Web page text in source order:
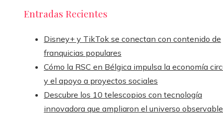
Entradas Recientes
Disney+ y TikTok se conectan con contenido de
franquicias populares
Cómo la RSC en Bélgica impulsa la economía
y el apoyo a proyectos sociales
Descubre los 10 telescopios con tecnología
innovadora que ampliaron el universo observable